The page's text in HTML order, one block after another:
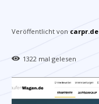
Veröffentlicht von carpr.de
1322 mal gelesen